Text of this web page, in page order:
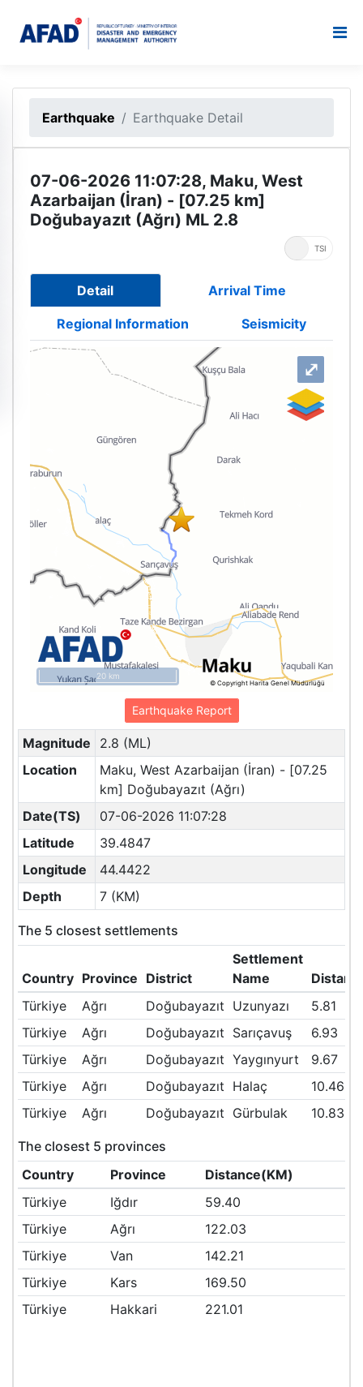
Earthquake Earthquake Detail
07-06-2026 11:07:28, Maku, West
Azarbaijan (İran) - [07.25 km]
Doğubayazıt (Ağrı) ML 2.8
TSI
Detail Arrival Time
Regional Information Seismicity
© Copyright Harita Genel Müdürlüğü
20 km
⤢
Earthquake Report
Magnitude
2.8 (ML)
Location
Maku, West Azarbaijan (İran) - [07.25
km] Doğubayazıt (Ağrı)
Date(TS)
07-06-2026 11:07:28
Latitude
39.4847
Longitude
44.4422
Depth
7 (KM)
The 5 closest settlements
Country Province District
Settlement
Name
Türkiye
Ağrı Doğubayazıt Uzunyazı
5.81
Türkiye
Ağrı Doğubayazıt Sarıçavuş
6.93
Türkiye
Ağrı Doğubayazıt Yaygınyurt
9.67
Türkiye
Ağrı Doğubayazıt Halaç
10.46
Türkiye
Ağrı Doğubayazıt Gürbulak 10.83
The closest 5 provinces
Country
Province
Distance(KM)
Türkiye
Iğdır
59.40
Türkiye
Ağrı
122.03
Türkiye
Van
142.21
Türkiye
Kars
169.50
Türkiye
Hakkari 221.01